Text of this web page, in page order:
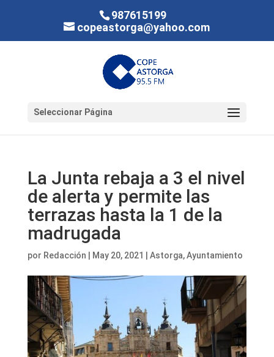
987615199
copeastorga@yahoo.com
Seleccionar Página
La Junta rebaja a 3 el nivel
de alerta y permite las
terrazas hasta la 1 de la
madrugada
por Redacción May 20, 2021 Astorga,Ayuntamiento